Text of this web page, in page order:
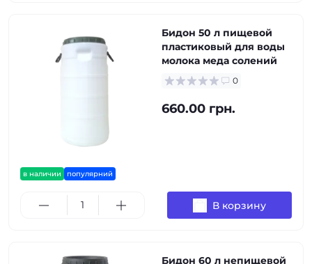
в наличии популярний
Бидон 50 л пищевой
пластиковый для воды
молока меда солений
0
660.00 грн.
В корзину
Бидон 60 л непищевой